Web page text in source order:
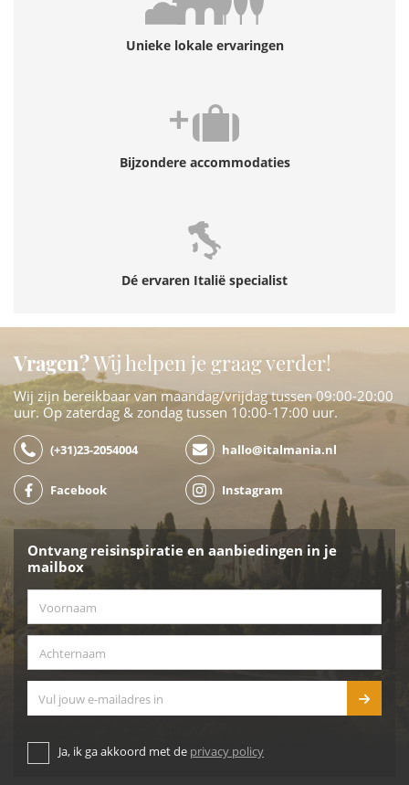
Unieke lokale ervaringen
Bijzondere accommodaties
Dé ervaren Italië specialist
Vragen?Wij helpen je graag verder!
Wij zijn bereikbaar van maandag/vrijdag tussen 09:00-20:00
uur. Op zaterdag & zondag tussen 10:00-17:00 uur.
(+31)23-2054004 hallo@italmania.nl
Facebook Instagram
Ontvang reisinspiratie en aanbiedingen in je
mailbox
Ja, ik ga akkoord met de privacy policy